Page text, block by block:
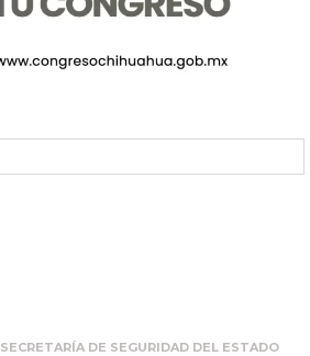
SECRETARÍA DE SEGURIDAD DEL ESTADO